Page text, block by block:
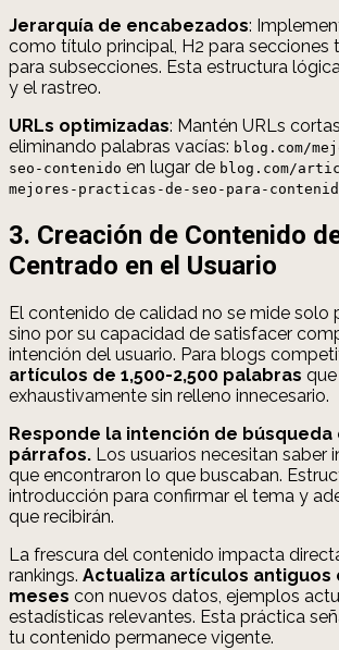
Jerarquía de encabezados:
como título principal, H2 para secciones
para subsecciones. Esta estructura
y el rastreo.
URLs optimizadas: Mantén URLs
eliminando palabras vacías: blog.com/
seo-contenido en lugar de blog.com/
mejores-practicas-de-seo-para-
3. Creación de Contenido
Centrado en el Usuario
El contenido de calidad no se mide solo
sino por su capacidad de satisfacer
intención del usuario. Para blogs
artículos de 1,500-2,500 palabras
exhaustivamente sin relleno innecesario.
Responde la intención de
párrafos. Los usuarios necesitan saber
que encontraron lo que buscaban.
introducción para confirmar el tema y
que recibirán.
La frescura del contenido impacta
rankings. Actualiza artículos antiguos
meses con nuevos datos, ejemplos
estadísticas relevantes. Esta práctica
tu contenido permanece vigente.